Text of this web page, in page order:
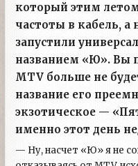
который этим
частоты в кабель, а
запустили
названием «Ю». Вы
MTV больше не
название его
экзотическое —
именно этот день
— Ну, насчет «Ю» я не